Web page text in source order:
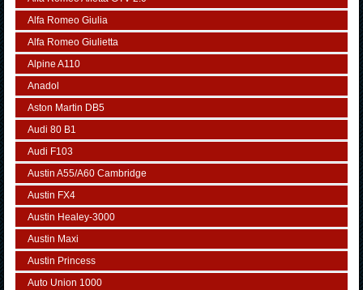
Alfa Romeo Giulia
Alfa Romeo Giulietta
Alpine A110
Anadol
Aston Martin DB5
Audi 80 B1
Audi F103
Austin A55/A60 Cambridge
Austin FX4
Austin Healey-3000
Austin Maxi
Austin Princess
Auto Union 1000